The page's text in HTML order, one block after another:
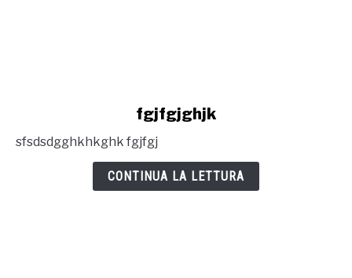
fgjfgjghjk
fgjfgjghjk
sfsdsdgghkhkghk fgjfgj
CONTINUA LA LETTURA